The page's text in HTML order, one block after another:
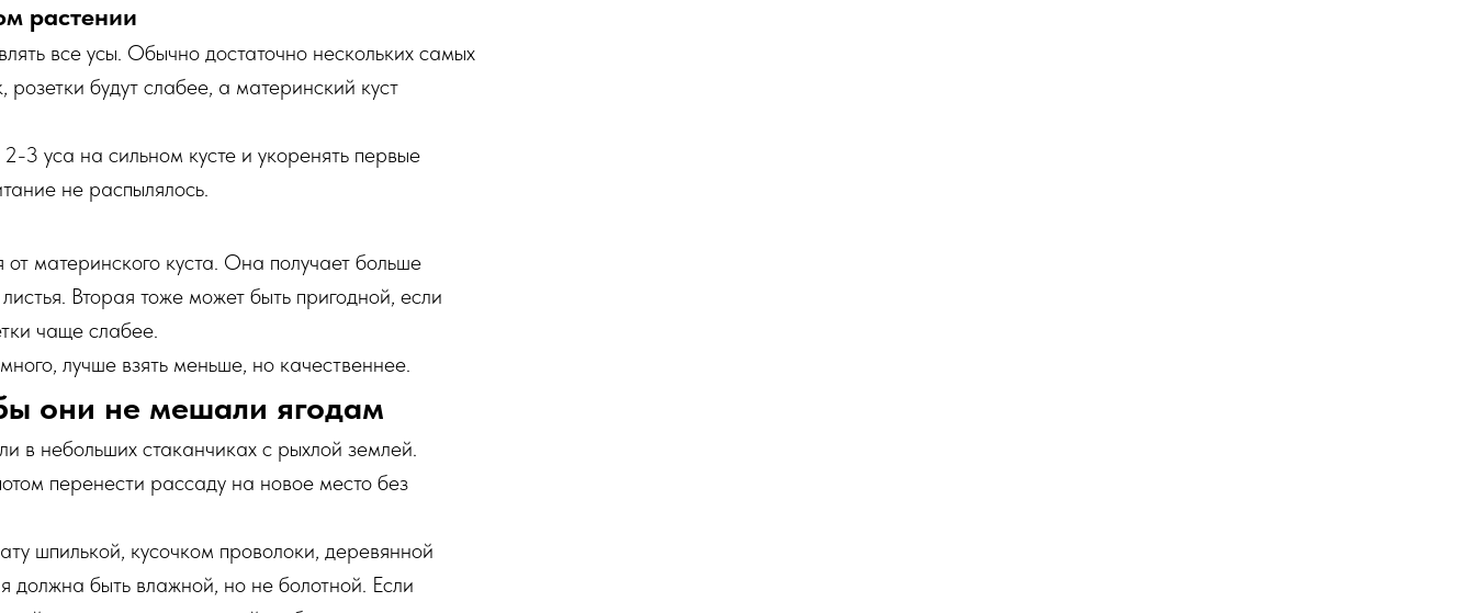
растении
все усы. Обычно достаточно нескольких самых
розетки будут слабее, а материнский куст
3 уса на сильном кусте и укоренять первые
не распылялось.
материнского куста. Она получает больше
Вторая тоже может быть пригодной, если
чаще слабее.
лучше взять меньше, но качественнее.
они не мешали ягодам
в небольших стаканчиках с рыхлой землей.
перенести рассаду на новое место без
шпилькой, кусочком проволоки, деревянной
должна быть влажной, но не болотной. Если